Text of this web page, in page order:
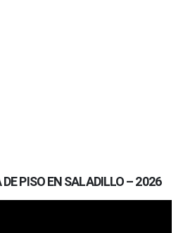
PISO EN SALADILLO – 2026